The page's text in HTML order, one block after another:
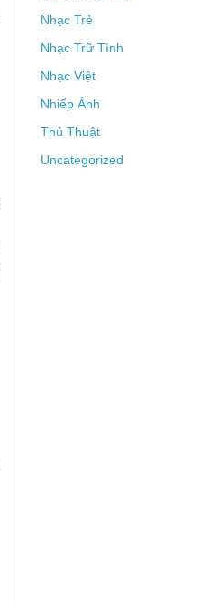
Nhạc Trẻ
Nhạc Trữ Tình
Nhạc Việt
Nhiếp Ảnh
Thủ Thuật
Uncategorized